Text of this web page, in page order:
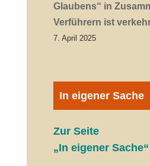
Glaubens“ in
Verführern ist
7. April 2025
In eigener Sache
Zur Seite
„In eigener Sache“